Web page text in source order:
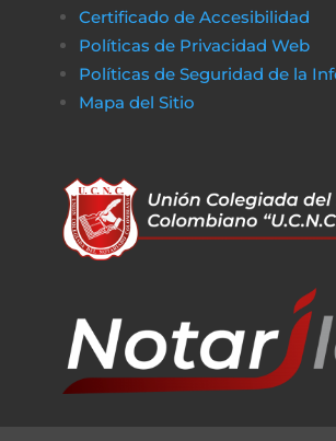
Certificado de Accesibilidad
Políticas de Privacidad Web
Políticas de Seguridad de la
Mapa del Sitio